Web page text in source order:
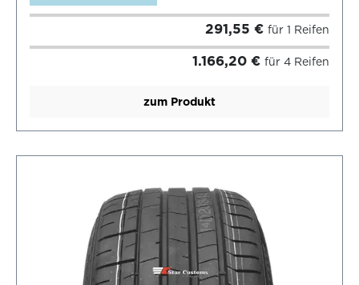
291,55 € für 1 Reifen
1.166,20 € für 4 Reifen
zum Produkt